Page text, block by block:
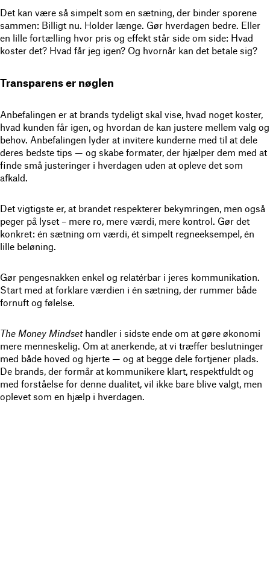
Det kan være så simpelt som en sætning, der binder sporene
sammen: Billigt nu. Holder længe. Gør hverdagen bedre. Eller
en lille fortælling hvor pris og effekt står side om side: Hvad
koster det? Hvad får jeg igen? Og hvornår kan det betale sig?
Transparens er nøglen
Anbefalingen er at brands tydeligt skal vise, hvad noget koster,
hvad kunden får igen, og hvordan de kan justere mellem valg og
behov. Anbefalingen lyder at invitere kunderne med til at dele
deres bedste tips — og skabe formater, der hjælper dem med at
finde små justeringer i hverdagen uden at opleve det som
afkald.
Det vigtigste er, at brandet respekterer bekymringen, men også
peger på lyset – mere ro, mere værdi, mere kontrol. Gør det
konkret: én sætning om værdi, ét simpelt regneeksempel, én
lille beløning.
Gør pengesnakken enkel og relatérbar i jeres kommunikation.
Start med at forklare værdien i én sætning, der rummer både
fornuft og følelse.
The Money Mindsethandler i sidste ende om at gøre økonomi
mere menneskelig. Om at anerkende, at vi træffer beslutninger
med både hoved og hjerte — og at begge dele fortjener plads.
De brands, der formår at kommunikere klart, respektfuldt og
med forståelse for denne dualitet, vil ikke bare blive valgt, men
oplevet som en hjælp i hverdagen.